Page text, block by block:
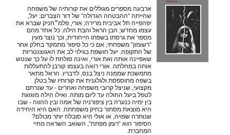
ארבעה מספרים מגוללים את קורותיה של משפחה
שהייתה “ההבטחה הגדולה“ של דור הצברים: יעל,
יפהפייה תל אביבית מרירה; אורי, פלמ״חניק שברא את
עצמו מחדש; הבן הראל והבת הילה. כל אחד מהם
מספר את גרסתו בשפתו הייחודית, וכך נוצר מעין
“רשומון“ משפחתי, אם כי כל סיפור מתמקד בחלק אחר
של התקופה. יעל חושפת בגילוי לב את האגוצנטריות
שאפיינה אותה ואת אורי, ואינה סולחת לו על כך שנטש
אותה במחלתה. אורי רואה בעצמו קורבן להתעללות
מתמשכת שממנה ניצל בנס, לדבריו. הראל מתאר
בשפה מחוספסת ולגלגנית את קורותיו של בטלן
מקצועי, שניצל קרובי משפחה ואחרים - עד שנרתם
לטפל ביעל החולה עד ליום מותה. ואילו הילה מזגזגת
בין ימיה כנערה בין ציפורניה של אמה ובין ההווה - שבו
היא מוצאת מסתור בחיק משפחתה. האם היא היחידה
שנותרה שפויה, או אולי היא סובלת יותר מכולם?
הסיפור הוא “רומן מפתח“, השואב השראה מחיי
המחברת.